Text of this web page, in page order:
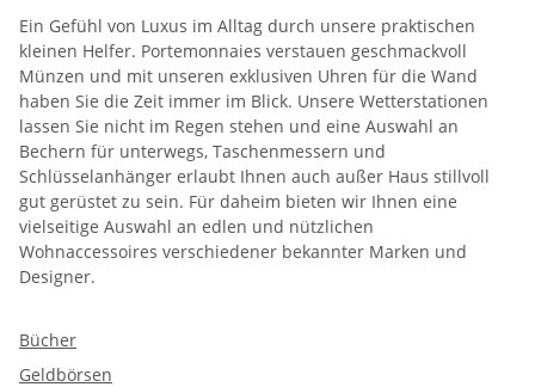
Ein Gefühl von Luxus im Alltag durch unsere praktischen
kleinen Helfer. Portemonnaies verstauen geschmackvoll
Münzen und mit unseren exklusiven Uhren für die Wand
haben Sie die Zeit immer im Blick. Unsere Wetterstationen
lassen Sie nicht im Regen stehen und eine Auswahl an
Bechern für unterwegs, Taschenmessern und
Schlüsselanhänger erlaubt Ihnen auch außer Haus stillvoll
gut gerüstet zu sein. Für daheim bieten wir Ihnen eine
vielseitige Auswahl an edlen und nützlichen
Wohnaccessoires verschiedener bekannter Marken und
Designer.
Bücher
Geldbörsen